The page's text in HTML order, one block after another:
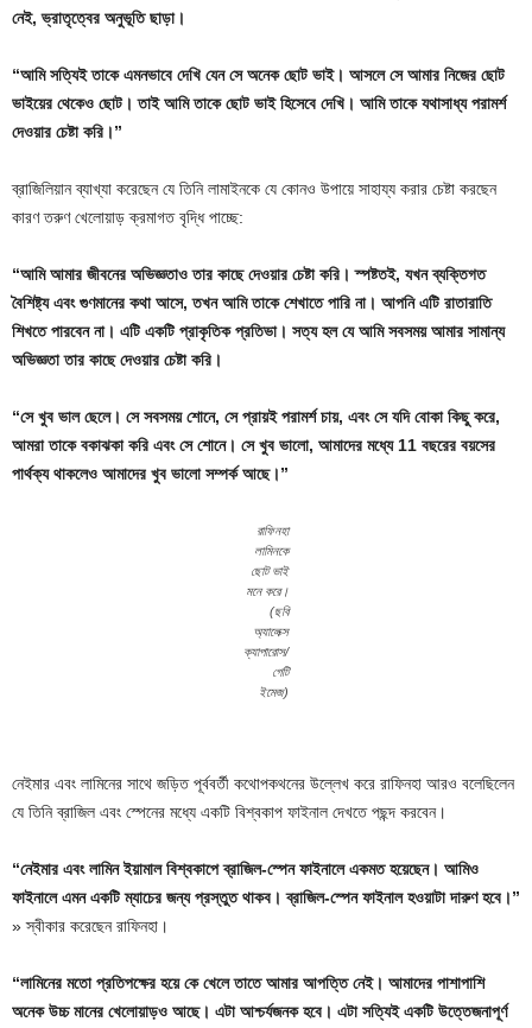
নেই, ভ্রাতৃত্বের অনুভূতি ছাড়া।
“আমি সত্যিই তাকে এমনভাবে দেখি যেন সে অনেক ছোট ভাই। আসলে সে আমার নিজের ছোট
ভাইয়ের থেকেও ছোট। তাই আমি তাকে ছোট ভাই হিসেবে দেখি। আমি তাকে যথাসাধ্য পরামর্শ
দেওয়ার চেষ্টা করি।”
ব্রাজিলিয়ান ব্যাখ্যা করেছেন যে তিনি লামাইনকে যে কোনও উপায়ে সাহায্য করার চেষ্টা করছেন
কারণ তরুণ খেলোয়াড় ক্রমাগত বৃদ্ধি পাচ্ছে:
“আমি আমার জীবনের অভিজ্ঞতাও তার কাছে দেওয়ার চেষ্টা করি। স্পষ্টতই, যখন ব্যক্তিগত
বৈশিষ্ট্য এবং গুণমানের কথা আসে, তখন আমি তাকে শেখাতে পারি না। আপনি এটি রাতারাতি
শিখতে পারবেন না। এটি একটি প্রাকৃতিক প্রতিভা। সত্য হল যে আমি সবসময় আমার সামান্য
অভিজ্ঞতা তার কাছে দেওয়ার চেষ্টা করি।
“সে খুব ভাল ছেলে। সে সবসময় শোনে, সে প্রায়ই পরামর্শ চায়, এবং সে যদি বোকা কিছু করে,
আমরা তাকে বকাঝকা করি এবং সে শোনে। সে খুব ভালো, আমাদের মধ্যে 11 বছরের বয়সের
পার্থক্য থাকলেও আমাদের খুব ভালো সম্পর্ক আছে।”
রাফিনহা
লামিনকে
ছোট ভাই
মনে করে।
(ছবি
অ্যালেক্স
ক্যাপারোস/
গেটি
ইমেজ)
নেইমার এবং লামিনের সাথে জড়িত পূর্ববর্তী কথোপকথনের উল্লেখ করে রাফিনহা আরও বলেছিলেন
যে তিনি ব্রাজিল এবং স্পেনের মধ্যে একটি বিশ্বকাপ ফাইনাল দেখতে পছন্দ করবেন।
“নেইমার এবং লামিন ইয়ামাল বিশ্বকাপে ব্রাজিল-স্পেন ফাইনালে একমত হয়েছেন। আমিও
ফাইনালে এমন একটি ম্যাচের জন্য প্রস্তুত থাকব। ব্রাজিল-স্পেন ফাইনাল হওয়াটা দারুণ হবে।”
» স্বীকার করেছেন রাফিনহা।
“লামিনের মতো প্রতিপক্ষের হয়ে কে খেলে তাতে আমার আপত্তি নেই। আমাদের পাশাপাশি
অনেক উচ্চ মানের খেলোয়াড়ও আছে। এটা আশ্চর্যজনক হবে। এটা সত্যিই একটি উত্তেজনাপূর্ণ